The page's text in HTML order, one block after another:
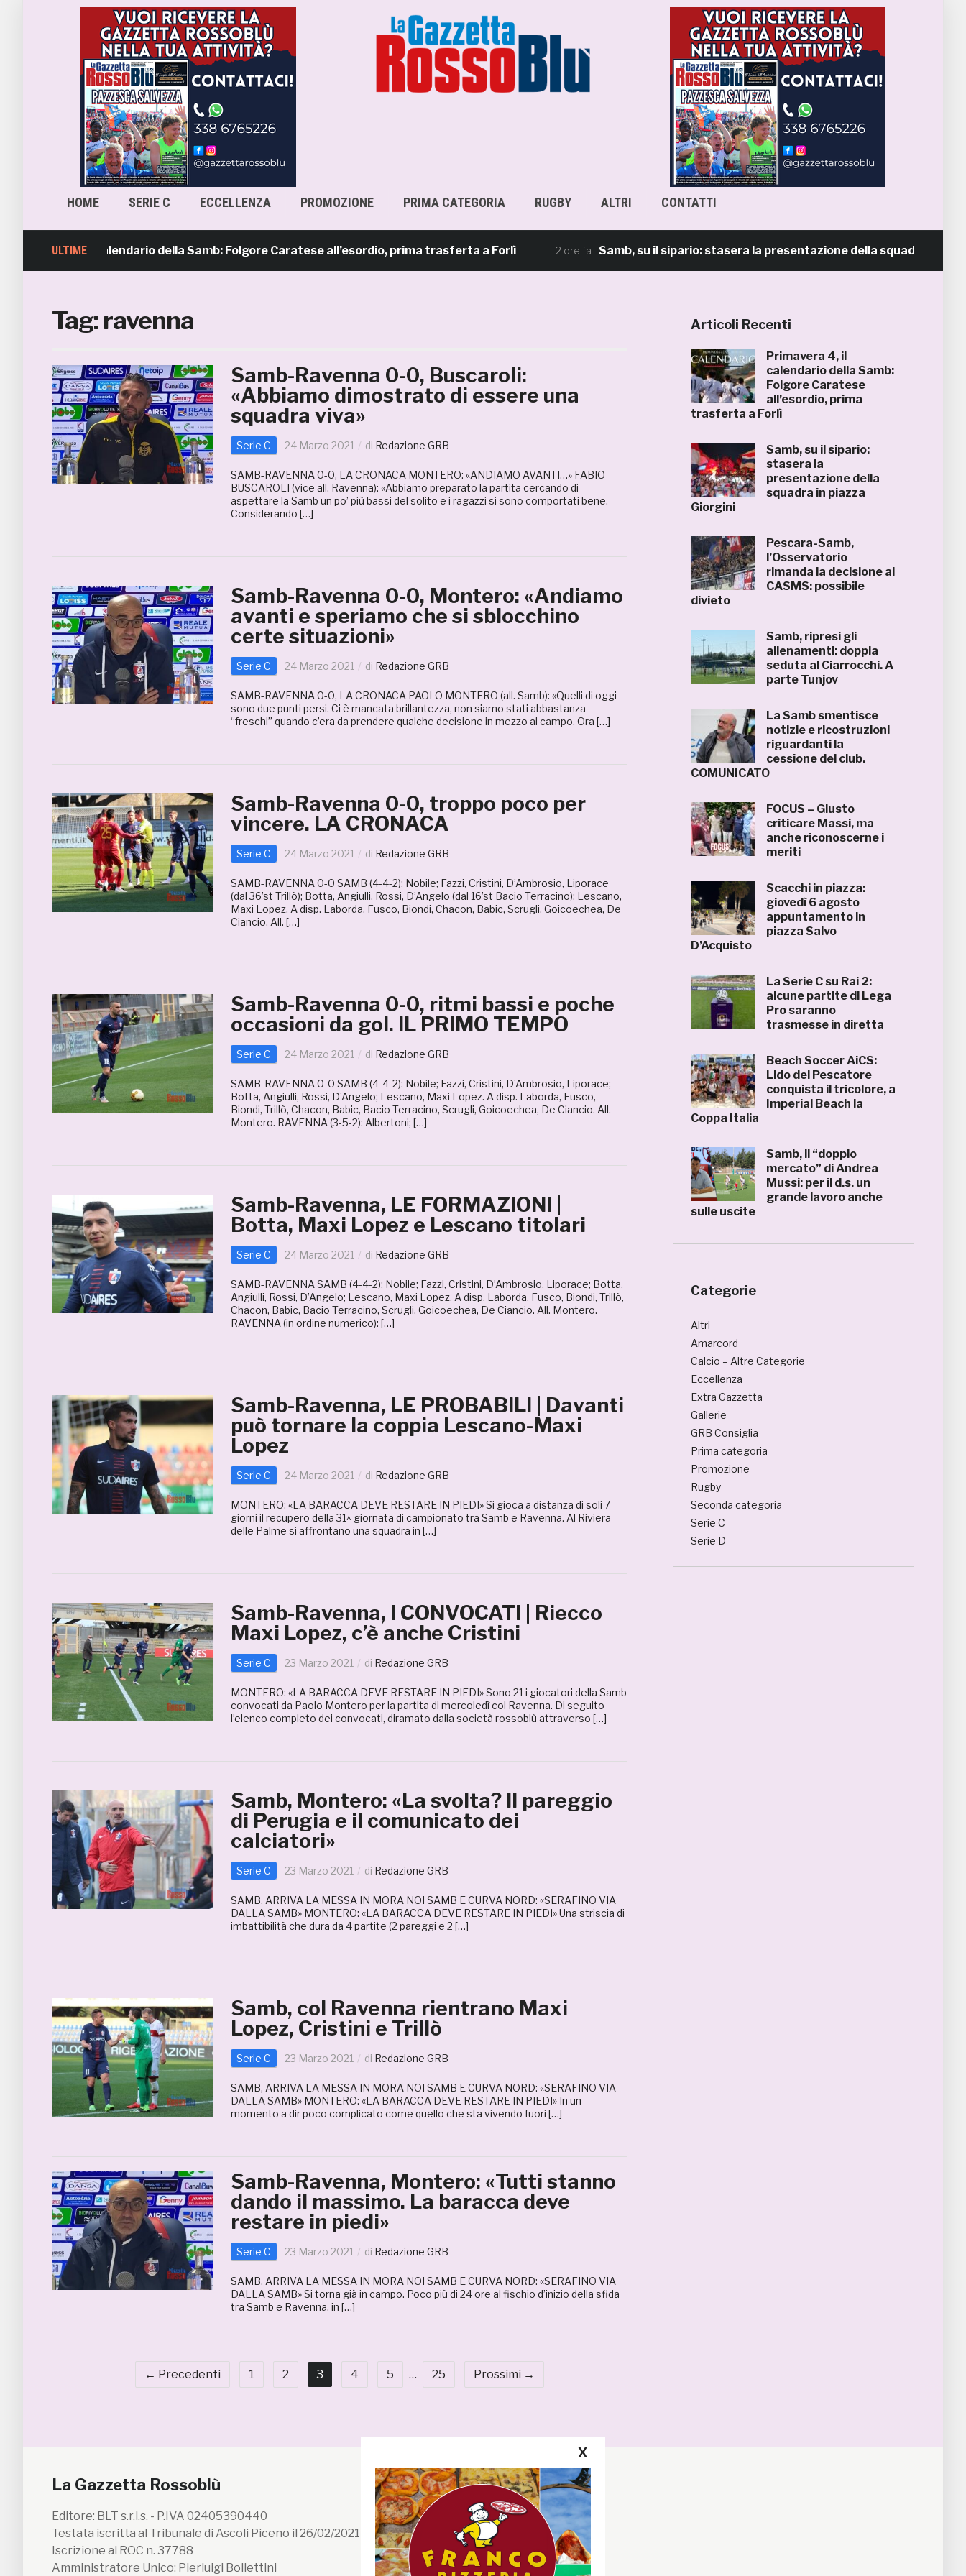
HOME SERIE C ECCELLENZA PROMOZIONE PRIMA CATEGORIA RUGBY ALTRI CONTATTI
ULTIME
4, il calendario della Samb: Folgore Caratese all’esordio, prima trasferta a Forlì Samb, su il sipario: stasera la presentazione della squadra in piazza
Tag:ravenna
Samb-Ravenna 0-0, Buscaroli:
«Abbiamo dimostrato di essere una
squadra viva»
Serie C 24 Marzo 2021 di Redazione GRB
SAMB-RAVENNA 0-0, LA CRONACA MONTERO: «ANDIAMO AVANTI…» FABIO
BUSCAROLI (vice all. Ravenna): «Abbiamo preparato la partita cercando di
aspettare la Samb un po’ più bassi del solito e i ragazzi si sono comportati bene.
Considerando […]
Samb-Ravenna 0-0, Montero: «Andiamo
avanti e speriamo che si sblocchino
certe situazioni»
Serie C 24 Marzo 2021 di Redazione GRB
SAMB-RAVENNA 0-0, LA CRONACA PAOLO MONTERO (all. Samb): «Quelli di oggi
sono due punti persi. Ci è mancata brillantezza, non siamo stati abbastanza
“freschi” quando c’era da prendere qualche decisione in mezzo al campo. Ora […]
Samb-Ravenna 0-0, troppo poco per
vincere. LA CRONACA
Serie C 24 Marzo 2021 di Redazione GRB
SAMB-RAVENNA 0-0 SAMB (4-4-2): Nobile; Fazzi, Cristini, D’Ambrosio, Liporace
(dal 36’st Trillò); Botta, Angiulli, Rossi, D’Angelo (dal 16’st Bacio Terracino); Lescano,
Maxi Lopez. A disp. Laborda, Fusco, Biondi, Chacon, Babic, Scrugli, Goicoechea, De
Ciancio. All. […]
Samb-Ravenna 0-0, ritmi bassi e poche
occasioni da gol. IL PRIMO TEMPO
Serie C 24 Marzo 2021 di Redazione GRB
SAMB-RAVENNA 0-0 SAMB (4-4-2): Nobile; Fazzi, Cristini, D’Ambrosio, Liporace;
Botta, Angiulli, Rossi, D’Angelo; Lescano, Maxi Lopez. A disp. Laborda, Fusco,
Biondi, Trillò, Chacon, Babic, Bacio Terracino, Scrugli, Goicoechea, De Ciancio. All.
Montero. RAVENNA (3-5-2): Albertoni; […]
Samb-Ravenna, LE FORMAZIONI |
Botta, Maxi Lopez e Lescano titolari
Serie C 24 Marzo 2021 di Redazione GRB
SAMB-RAVENNA SAMB (4-4-2): Nobile; Fazzi, Cristini, D’Ambrosio, Liporace; Botta,
Angiulli, Rossi, D’Angelo; Lescano, Maxi Lopez. A disp. Laborda, Fusco, Biondi, Trillò,
Chacon, Babic, Bacio Terracino, Scrugli, Goicoechea, De Ciancio. All. Montero.
RAVENNA (in ordine numerico): […]
Samb-Ravenna, LE PROBABILI | Davanti
può tornare la coppia Lescano-Maxi
Lopez
Serie C 24 Marzo 2021 di Redazione GRB
MONTERO: «LA BARACCA DEVE RESTARE IN PIEDI» Si gioca a distanza di soli 7
giorni il recupero della 31^ giornata di campionato tra Samb e Ravenna. Al Riviera
delle Palme si affrontano una squadra in […]
Samb-Ravenna, I CONVOCATI | Riecco
Maxi Lopez, c’è anche Cristini
Serie C 23 Marzo 2021 di Redazione GRB
MONTERO: «LA BARACCA DEVE RESTARE IN PIEDI» Sono 21 i giocatori della Samb
convocati da Paolo Montero per la partita di mercoledì col Ravenna. Di seguito
l’elenco completo dei convocati, diramato dalla società rossoblù attraverso […]
Samb, Montero: «La svolta? Il pareggio
di Perugia e il comunicato dei
calciatori»
Serie C 23 Marzo 2021 di Redazione GRB
SAMB, ARRIVA LA MESSA IN MORA NOI SAMB E CURVA NORD: «SERAFINO VIA
DALLA SAMB» MONTERO: «LA BARACCA DEVE RESTARE IN PIEDI» Una striscia di
imbattibilità che dura da 4 partite (2 pareggi e 2 […]
Samb, col Ravenna rientrano Maxi
Lopez, Cristini e Trillò
Serie C 23 Marzo 2021 di Redazione GRB
SAMB, ARRIVA LA MESSA IN MORA NOI SAMB E CURVA NORD: «SERAFINO VIA
DALLA SAMB» MONTERO: «LA BARACCA DEVE RESTARE IN PIEDI» In un
momento a dir poco complicato come quello che sta vivendo fuori […]
Samb-Ravenna, Montero: «Tutti stanno
dando il massimo. La baracca deve
restare in piedi»
Serie C 23 Marzo 2021 di Redazione GRB
SAMB, ARRIVA LA MESSA IN MORA NOI SAMB E CURVA NORD: «SERAFINO VIA
DALLA SAMB» Si torna già in campo. Poco più di 24 ore al fischio d’inizio della sfida
tra Samb e Ravenna, in […]
← Precedenti 1 2 3 4 5 … 25 Prossimi →
Articoli Recenti
Primavera 4, il
calendario della Samb:
Folgore Caratese
all’esordio, prima
trasferta a Forlì
Samb, su il sipario:
stasera la
presentazione della
squadra in piazza
Giorgini
Pescara-Samb,
l’Osservatorio
rimanda la decisione al
CASMS: possibile
divieto
Samb, ripresi gli
allenamenti: doppia
seduta al Ciarrocchi. A
parte Tunjov
La Samb smentisce
notizie e ricostruzioni
riguardanti la
cessione del club.
COMUNICATO
FOCUS – Giusto
criticare Massi, ma
anche riconoscerne i
meriti
Scacchi in piazza:
giovedì 6 agosto
appuntamento in
piazza Salvo
D’Acquisto
La Serie C su Rai 2:
alcune partite di Lega
Pro saranno
trasmesse in diretta
Beach Soccer AiCS:
Lido del Pescatore
conquista il tricolore, a
Imperial Beach la
Coppa Italia
Samb, il “doppio
mercato” di Andrea
Mussi: per il d.s. un
grande lavoro anche
sulle uscite
Categorie
Altri
Amarcord
Calcio – Altre Categorie
Eccellenza
Extra Gazzetta
Gallerie
GRB Consiglia
Prima categoria
Promozione
Rugby
Seconda categoria
Serie C
Serie D
La Gazzetta Rossoblù
Editore: BLT s.r.l.s. - P.IVA 02405390440
Testata iscritta al Tribunale di Ascoli Piceno il 26/02/2021 n. 199/2021
Iscrizione al ROC n. 37788
Amministratore Unico: Pierluigi Bollettini
Segui la GRB
Facebook
Instagram
X